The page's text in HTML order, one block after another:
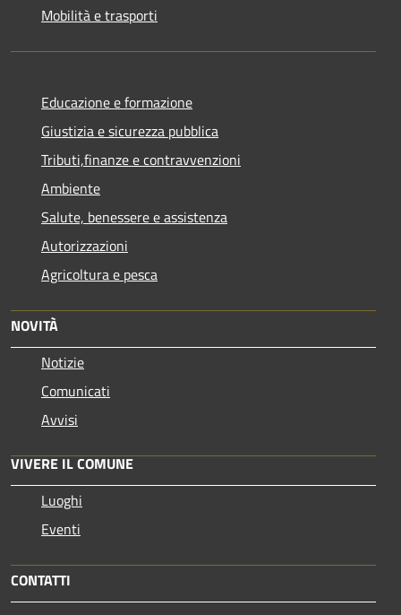
Mobilità e trasporti
Educazione e formazione
Giustizia e sicurezza pubblica
Tributi,finanze e contravvenzioni
Ambiente
Salute, benessere e assistenza
Autorizzazioni
Agricoltura e pesca
NOVITÀ
Notizie
Comunicati
Avvisi
VIVERE IL COMUNE
Luoghi
Eventi
CONTATTI